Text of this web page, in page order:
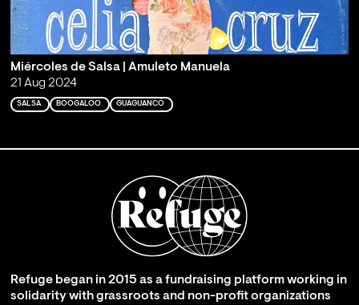
Miércoles de Salsa | Amuleto Manuela
21 Aug 2024
SALSA BOOGALOO GUAGUANCÓ
Refuge began in 2015 as a fundraising platform working in
solidarity with grassroots and non-profit organizations